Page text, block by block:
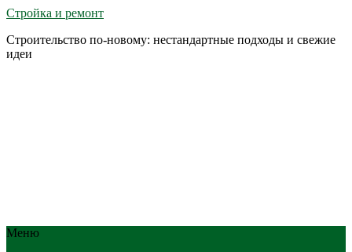
Стройка и ремонт
Строительство по-новому: нестандартные подходы и свежие
идеи
Меню